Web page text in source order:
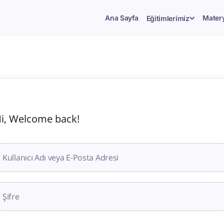
Ana Sayfa Eğitimlerimiz
Welcome back!